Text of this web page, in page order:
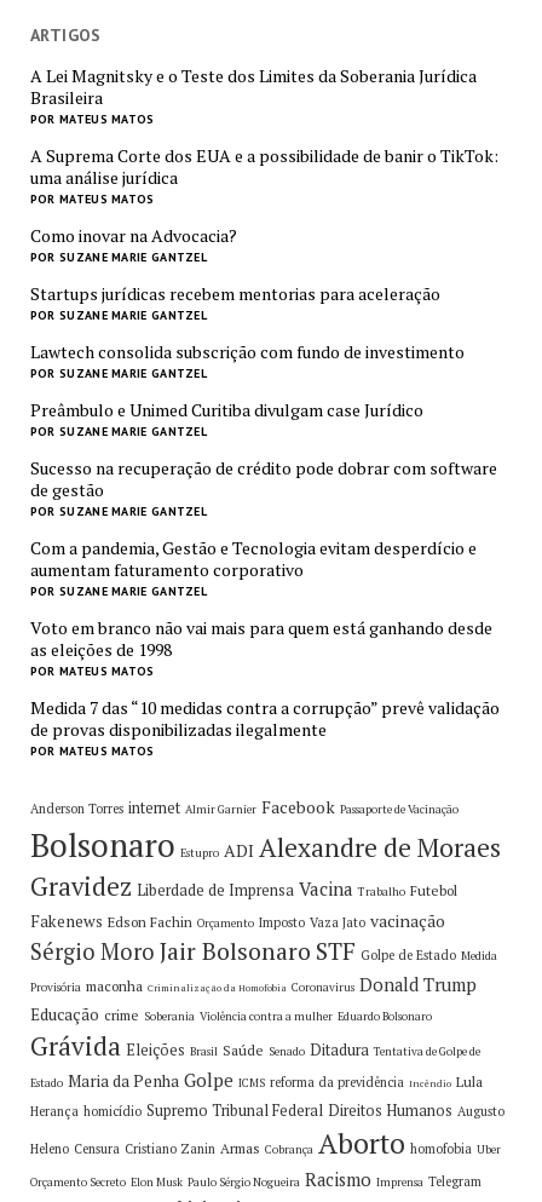
ARTIGOS
A Lei Magnitsky e o Teste dos Limites da Soberania Jurídica
Brasileira
POR MATEUS MATOS
A Suprema Corte dos EUA e a possibilidade de banir o TikTok:
uma análise jurídica
POR MATEUS MATOS
Como inovar na Advocacia?
POR SUZANE MARIE GANTZEL
Startups jurídicas recebem mentorias para aceleração
POR SUZANE MARIE GANTZEL
Lawtech consolida subscrição com fundo de investimento
POR SUZANE MARIE GANTZEL
Preâmbulo e Unimed Curitiba divulgam case Jurídico
POR SUZANE MARIE GANTZEL
Sucesso na recuperação de crédito pode dobrar com software
de gestão
POR SUZANE MARIE GANTZEL
Com a pandemia, Gestão e Tecnologia evitam desperdício e
aumentam faturamento corporativo
POR SUZANE MARIE GANTZEL
Voto em branco não vai mais para quem está ganhando desde
as eleições de 1998
POR MATEUS MATOS
Medida 7 das “10 medidas contra a corrupção” prevê validação
de provas disponibilizadas ilegalmente
POR MATEUS MATOS
Anderson Torres internet Almir Garnier Facebook Passaporte de Vacinação
Bolsonaro Estupro ADI Alexandre de Moraes
Gravidez Liberdade de Imprensa Vacina Trabalho Futebol
Fakenews Edson Fachin Orçamento Imposto Vaza Jato vacinação
Sérgio Moro Jair Bolsonaro STF Golpe de Estado Medida
Provisória maconha Criminalização da Homofobia Coronavirus Donald Trump
Educação crime Soberania Violência contra a mulher Eduardo Bolsonaro
Grávida Eleições Brasil Saúde Senado Ditadura Tentativa de Golpe de
Estado Maria da Penha Golpe ICMS reforma da previdência Incêndio Lula
Herança homicídio Supremo Tribunal Federal Direitos Humanos Augusto
Heleno Censura Cristiano Zanin Armas Cobrança Aborto homofobia Uber
Orçamento Secreto Elon Musk Paulo Sérgio Nogueira Racismo Imprensa Telegram